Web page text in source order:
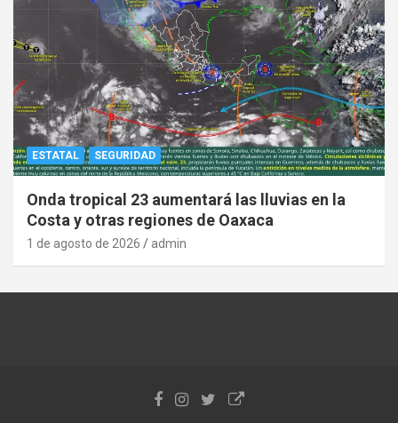
ESTATAL SEGURIDAD
Onda tropical 23 aumentará las lluvias en la
Costa y otras regiones de Oaxaca
1 de agosto de 2026 admin